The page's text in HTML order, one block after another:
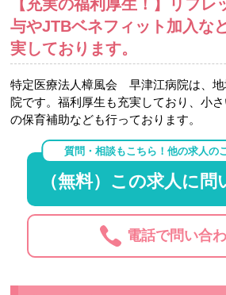
【充実の福利厚生！】リフレ
与やJTBベネフィット加入な
実しております。
特定医療法人樟風会 早津江病院は、地
院です。福利厚生も充実しており、小
の保育補助なども行っております。
質問・相談もこちら！他の求人の
（無料）この求人に問
電話で問い合